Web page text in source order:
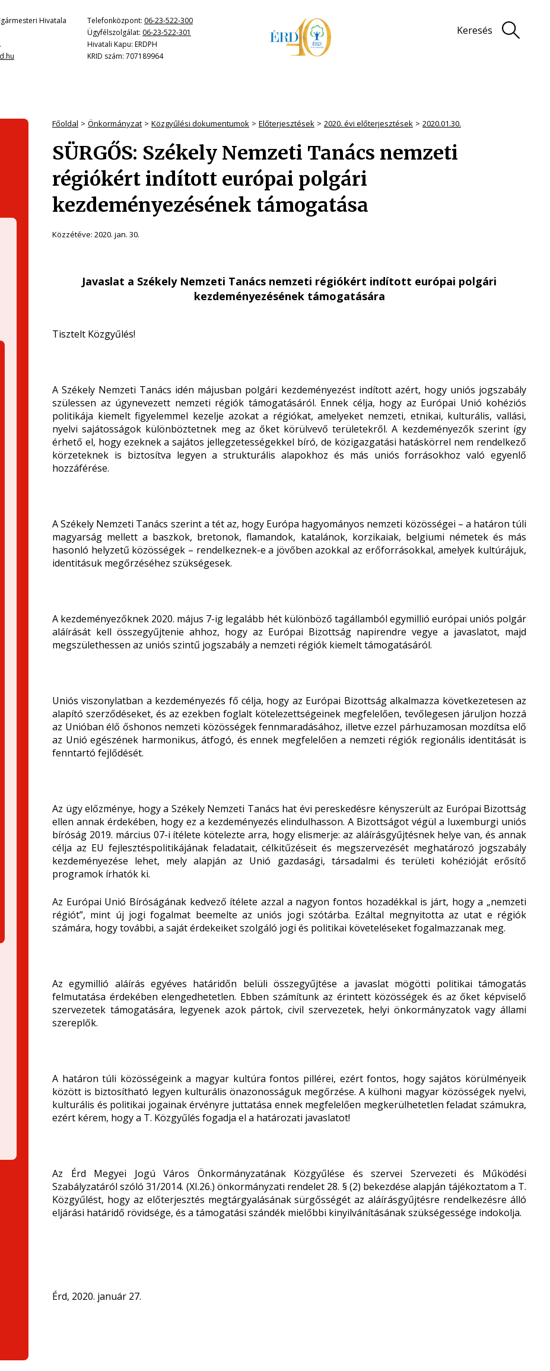
Hivatala
Telefonközpont: 06-23-522-300
Ügyfélszolgálat: 06-23-522-301
Hivatali Kapu: ERDPH
KRID szám: 707189964
Keresés
Főoldal Önkormányzat Közgyűlési dokumentumok Előterjesztések 2020. évi előterjesztések 2020.01.30.
SÜRGŐS: Székely Nemzeti Tanács nemzeti
régiókért indított európai polgári
kezdeményezésének támogatása
Közzétéve: 2020. jan. 30.
Javaslat a Székely Nemzeti Tanács nemzeti régiókért indított európai polgári
kezdeményezésének támogatására
Tisztelt Közgyűlés!
A Székely Nemzeti Tanács idén májusban polgári kezdeményezést indított azért, hogy uniós jogszabály
szülessen az úgynevezett nemzeti régiók támogatásáról. Ennek célja, hogy az Európai Unió kohéziós
politikája kiemelt figyelemmel kezelje azokat a régiókat, amelyeket nemzeti, etnikai, kulturális, vallási,
nyelvi sajátosságok különböztetnek meg az őket körülvevő területekről. A kezdeményezők szerint így
érhető el, hogy ezeknek a sajátos jellegzetességekkel bíró, de közigazgatási hatáskörrel nem rendelkező
körzeteknek is biztosítva legyen a strukturális alapokhoz és más uniós forrásokhoz való egyenlő
hozzáférése.
A Székely Nemzeti Tanács szerint a tét az, hogy Európa hagyományos nemzeti közösségei – a határon túli
magyarság mellett a baszkok, bretonok, flamandok, katalánok, korzikaiak, belgiumi németek és más
hasonló helyzetű közösségek – rendelkeznek-e a jövőben azokkal az erőforrásokkal, amelyek kultúrájuk,
identitásuk megőrzéséhez szükségesek.
A kezdeményezőknek 2020. május 7-ig legalább hét különböző tagállamból egymillió európai uniós polgár
aláírását kell összegyűjtenie ahhoz, hogy az Európai Bizottság napirendre vegye a javaslatot, majd
megszülethessen az uniós szintű jogszabály a nemzeti régiók kiemelt támogatásáról.
Uniós viszonylatban a kezdeményezés fő célja, hogy az Európai Bizottság alkalmazza következetesen az
alapító szerződéseket, és az ezekben foglalt kötelezettségeinek megfelelően, tevőlegesen járuljon hozzá
az Unióban élő őshonos nemzeti közösségek fennmaradásához, illetve ezzel párhuzamosan mozdítsa elő
az Unió egészének harmonikus, átfogó, és ennek megfelelően a nemzeti régiók regionális identitását is
fenntartó fejlődését.
Az ügy előzménye, hogy a Székely Nemzeti Tanács hat évi pereskedésre kényszerült az Európai Bizottság
ellen annak érdekében, hogy ez a kezdeményezés elindulhasson. A Bizottságot végül a luxemburgi uniós
bíróság 2019. március 07-i ítélete kötelezte arra, hogy elismerje: az aláírásgyűjtésnek helye van, és annak
célja az EU fejlesztéspolitikájának feladatait, célkitűzéseit és megszervezését meghatározó jogszabály
kezdeményezése lehet, mely alapján az Unió gazdasági, társadalmi és területi kohézióját erősítő
programok írhatók ki.
Az Európai Unió Bíróságának kedvező ítélete azzal a nagyon fontos hozadékkal is járt, hogy a „nemzeti
régiót”, mint új jogi fogalmat beemelte az uniós jogi szótárba. Ezáltal megnyitotta az utat e régiók
számára, hogy további, a saját érdekeiket szolgáló jogi és politikai követeléseket fogalmazzanak meg.
Az egymillió aláírás egyéves határidőn belüli összegyűjtése a javaslat mögötti politikai támogatás
felmutatása érdekében elengedhetetlen. Ebben számítunk az érintett közösségek és az őket képviselő
szervezetek támogatására, legyenek azok pártok, civil szervezetek, helyi önkormányzatok vagy állami
szereplők.
A határon túli közösségeink a magyar kultúra fontos pillérei, ezért fontos, hogy sajátos körülményeik
között is biztosítható legyen kulturális önazonosságuk megőrzése. A külhoni magyar közösségek nyelvi,
kulturális és politikai jogainak érvényre juttatása ennek megfelelően megkerülhetetlen feladat számukra,
ezért kérem, hogy a T. Közgyűlés fogadja el a határozati javaslatot!
Az Érd Megyei Jogú Város Önkormányzatának Közgyűlése és szervei Szervezeti és Működési
Szabályzatáról szóló 31/2014. (XI.26.) önkormányzati rendelet 28. § (2) bekezdése alapján tájékoztatom a T.
Közgyűlést, hogy az előterjesztés megtárgyalásának sürgősségét az aláírásgyűjtésre rendelkezésre álló
eljárási határidő rövidsége, és a támogatási szándék mielőbbi kinyilvánításának szükségessége indokolja.
Érd, 2020. január 27.